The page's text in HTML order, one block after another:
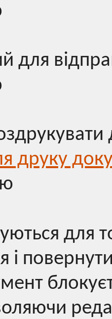
для
друку
для
і